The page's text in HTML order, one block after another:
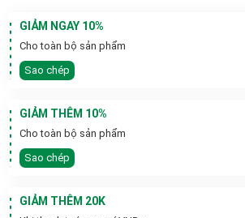
GIẢM NGAY 10%
Cho toàn bộ sản phẩm
Sao chép
GIẢM THÊM 10%
Cho toàn bộ sản phẩm
Sao chép
GIẢM THÊM 20K